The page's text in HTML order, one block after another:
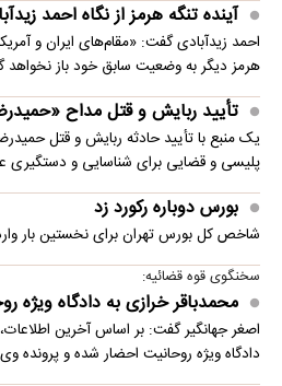
آینده تنگه هرمز از نگاه احمد
احمد زیدآبادی گفت: «مقام‌های ایران و
هرمز دیگر به وضعیت سابق خود باز
تأیید ربایش و قتل مداح
یک منبع با تأیید حادثه ربایش و قتل
پلیسی و قضایی برای شناسایی و دستگیری
بورس دوباره رکورد زد
شاخص کل بورس تهران برای نخستین ‌بار وارد کانال ۵.۵
سخنگوی قوه قضائیه:
محمدباقر خرازی به دادگاه ویژه
اصغر جهانگیر گفت: بر اساس آخرین
دادگاه ویژه روحانیت احضار شده و پرونده